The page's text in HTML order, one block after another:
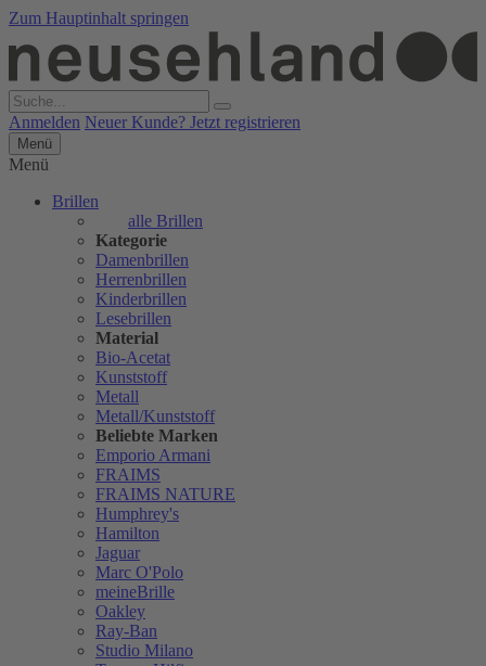
Zum Hauptinhalt springen
Anmelden Neuer Kunde? Jetzt registrieren
Menü
Menü
Brillen
alle Brillen
Kategorie
Damenbrillen
Herrenbrillen
Kinderbrillen
Lesebrillen
Material
Bio-Acetat
Kunststoff
Metall
Metall/Kunststoff
Beliebte Marken
Emporio Armani
FRAIMS
FRAIMS NATURE
Humphrey's
Hamilton
Jaguar
Marc O'Polo
meineBrille
Oakley
Ray-Ban
Studio Milano